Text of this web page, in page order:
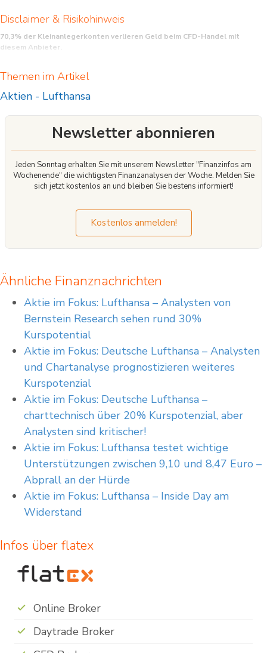
Disclaimer & Risikohinweis
70,3% der Kleinanlegerkonten verlieren Geld beim CFD-Handel mit
diesem Anbieter.
hohes Risiko, schnell Geld zu verlieren. Sie sollten überlegen, ob Sie verstehen,
einzugehen, Ihr Geld zu verlieren.
Themen im Artikel
Aktien - Lufthansa
Newsletter abonnieren
Jeden Sonntag erhalten Sie mit unserem Newsletter "Finanzinfos am
Wochenende" die wichtigsten Finanzanalysen der Woche. Melden Sie
sich jetzt kostenlos an und bleiben Sie bestens informiert!
Kostenlos anmelden!
Ähnliche Finanznachrichten
Aktie im Fokus: Lufthansa – Analysten von
Bernstein Research sehen rund 30%
Kurspotential
Aktie im Fokus: Deutsche Lufthansa – Analysten
und Chartanalyse prognostizieren weiteres
Kurspotenzial
Aktie im Fokus: Deutsche Lufthansa –
charttechnisch über 20% Kurspotenzial, aber
Analysten sind kritischer!
Aktie im Fokus: Lufthansa testet wichtige
Unterstützungen zwischen 9,10 und 8,47 Euro –
Abprall an der Hürde
Aktie im Fokus: Lufthansa – Inside Day am
Widerstand
Infos über flatex
Online Broker
Daytrade Broker